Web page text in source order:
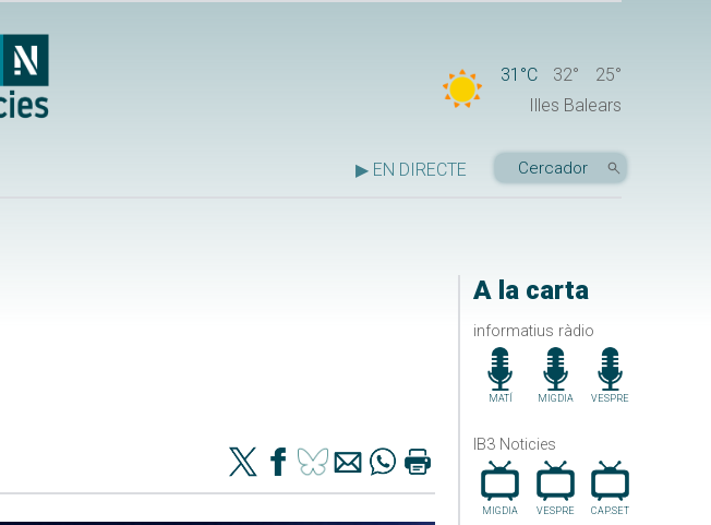
31°C 32°
25°
Illes Balears
▶ EN DIRECTE
A la carta
informatius ràdio
MATÍ MIGDIA VESPRE
IB3 Noticies
MIGDIA VESPRE CAP.SET